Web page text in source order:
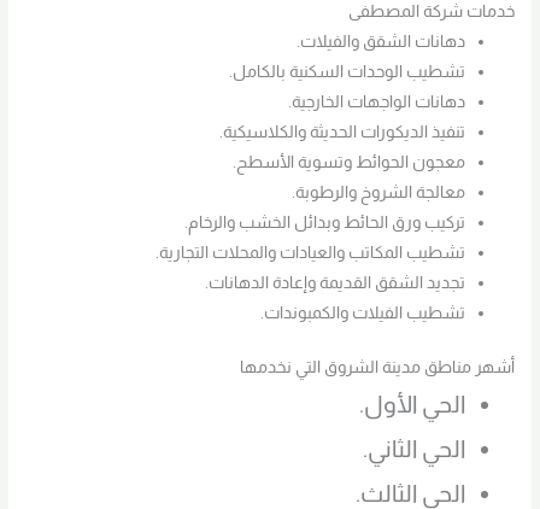
خدمات شركة المصطفى
دهانات الشقق والفيلات.
تشطيب الوحدات السكنية بالكامل.
دهانات الواجهات الخارجية.
تنفيذ الديكورات الحديثة والكلاسيكية.
معجون الحوائط وتسوية الأسطح.
معالجة الشروخ والرطوبة.
تركيب ورق الحائط وبدائل الخشب والرخام.
تشطيب المكاتب والعيادات والمحلات التجارية.
تجديد الشقق القديمة وإعادة الدهانات.
تشطيب الفيلات والكمبوندات.
أشهر مناطق مدينة الشروق التي نخدمها
الحي الأول.
الحي الثاني.
الحي الثالث.